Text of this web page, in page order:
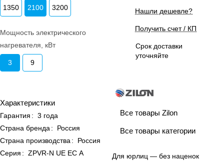
1350 2100 3200
Мощность электрического
нагревателя, кВт
3 9
Характеристики
Гарантия : 3 года
Страна бренда :
Россия
Страна производства :
Россия
Серия : ZPVR-N UE ЕС A
Нашли дешевле?
Получить счет / КП
Срок доставки
уточняйте
Все товары Zilon
Все товары категории
Для юрлиц — без наценок